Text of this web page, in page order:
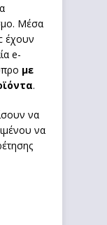
Μέσα
έχουν
e-
με
.
να
να